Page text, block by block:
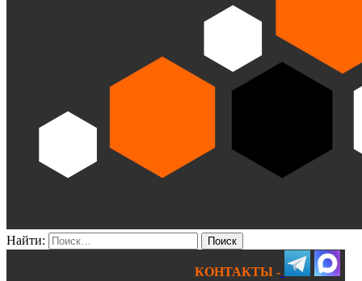
Найти:
КОНТАКТЫ -